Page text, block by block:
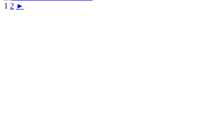
1 2 ►